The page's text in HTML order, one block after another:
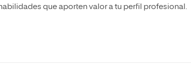
que aporten valor a tu perfil profesional.